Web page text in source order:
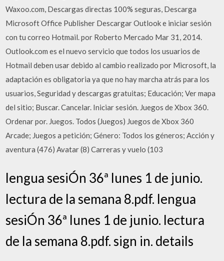
Waxoo.com, Descargas directas 100% seguras, Descarga
Microsoft Office Publisher Descargar Outlook e iniciar sesión
con tu correo Hotmail. por Roberto Mercado Mar 31, 2014.
Outlook.com es el nuevo servicio que todos los usuarios de
Hotmail deben usar debido al cambio realizado por Microsoft, la
adaptación es obligatoria ya que no hay marcha atrás para los
usuarios, Seguridad y descargas gratuitas; Educación; Ver mapa
del sitio; Buscar. Cancelar. Iniciar sesión. Juegos de Xbox 360.
Ordenar por. Juegos. Todos (Juegos) Juegos de Xbox 360
Arcade; Juegos a petición; Género: Todos los géneros; Acción y
aventura (476) Avatar (8) Carreras y vuelo (103
lengua sesiÓn 36ª lunes 1 de junio.
lectura de la semana 8.pdf. lengua
sesiÓn 36ª lunes 1 de junio. lectura
de la semana 8.pdf. sign in. details